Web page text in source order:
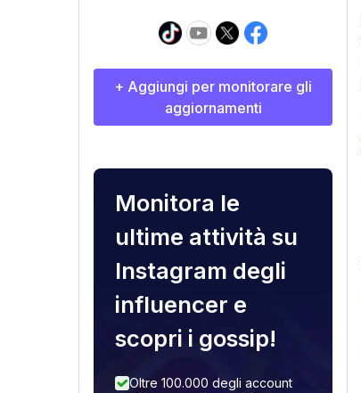
+ Aggiungi per monitorare gli
aggiornamenti
Monitora le
ultime attività su
Instagram degli
influencer e
scopri i gossip!
Oltre 100.000 degli account